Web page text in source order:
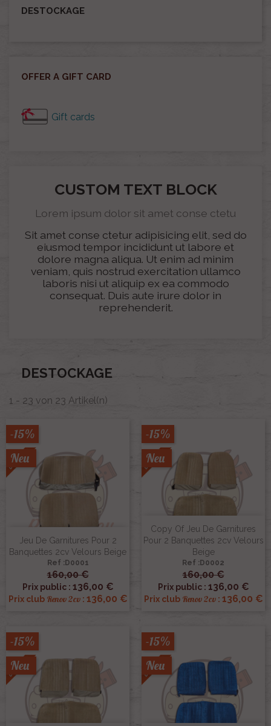
DESTOCKAGE
OFFER A GIFT CARD
Gift cards
CUSTOM TEXT BLOCK
Lorem ipsum dolor sit amet conse ctetu
Sit amet conse ctetur adipisicing elit, sed do
eiusmod tempor incididunt ut labore et
dolore magna aliqua. Ut enim ad minim
veniam, quis nostrud exercitation ullamco
laboris nisi ut aliquip ex ea commodo
consequat. Duis aute irure dolor in
reprehenderit.
DESTOCKAGE
1 - 23 von 23 Artikel(n)
Jeu De Garnitures Pour 2
Banquettes 2cv Velours Beige
Ref :D0001
160,00 €
Prix public : 136,00 €
Prix club Renov 2cv: 136,00 €
-15%
Neu
Copy Of Jeu De Garnitures
Pour 2 Banquettes 2cv Velours
Beige
Ref :D0002
160,00 €
Prix public : 136,00 €
Prix club Renov 2cv: 136,00 €
-15%
Neu
-15%
Neu
-15%
Neu